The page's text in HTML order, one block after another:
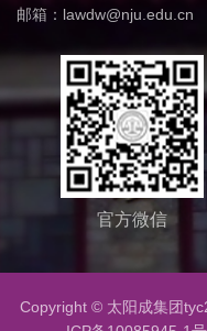
邮箱：lawdw@nju.edu.cn
官方微信
Copyright © 太阳成集团